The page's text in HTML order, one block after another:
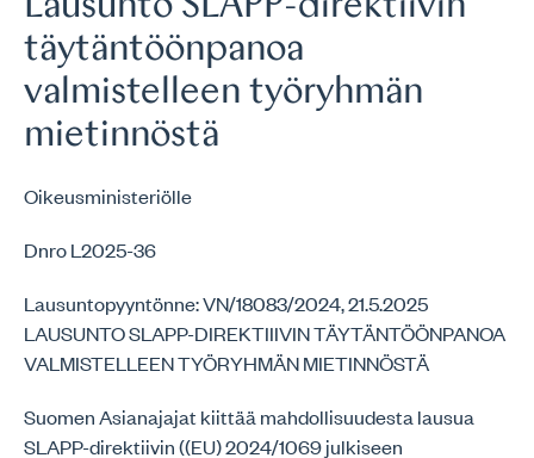
täytäntöönpanoa
valmistelleen työryhmän
mietinnöstä
Oikeusministeriölle
Dnro L2025-36
Lausuntopyyntönne: VN/18083/2024, 21.5.2025
LAUSUNTO SLAPP-DIREKTIIIVIN TÄYTÄNTÖÖNPANOA
VALMISTELLEEN TYÖRYHMÄN MIETINNÖSTÄ
Suomen Asianajajat kiittää mahdollisuudesta lausua
SLAPP-direktiivin ((EU) 2024/1069 julkiseen